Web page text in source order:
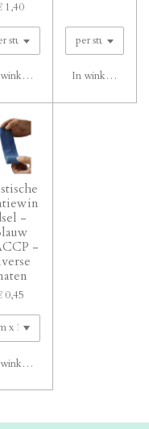
1,40
In winkelwagen
-
-
0,45